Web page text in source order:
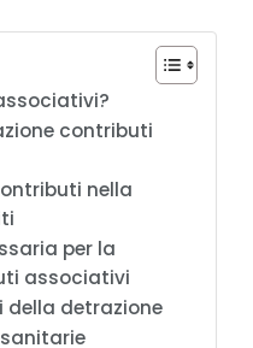
contributi
nella
per la
associativi
della detrazione